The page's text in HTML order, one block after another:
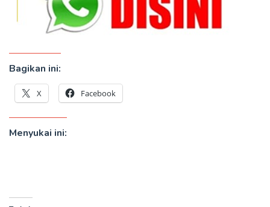
Bagikan ini:
X Facebook
Menyukai ini: